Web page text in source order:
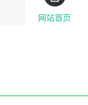
网站首页